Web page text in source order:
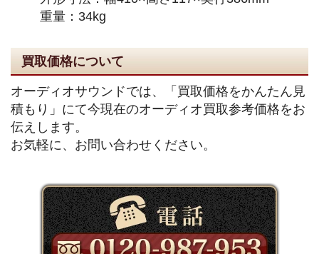
重量：34kg
買取価格について
オーディオサウンドでは、「買取価格をかんたん見
積もり」にて今現在のオーディオ買取参考価格をお
伝えします。
お気軽に、お問い合わせください。